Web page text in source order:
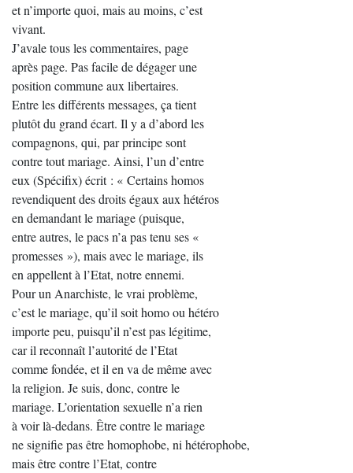
et n’importe quoi, mais au moins, c’est
vivant.
J’avale tous les commentaires, page
après page. Pas facile de dégager une
position commune aux libertaires.
Entre les différents messages, ça tient
plutôt du grand écart. Il y a d’abord les
compagnons, qui, par principe sont
contre tout mariage. Ainsi, l’un d’entre
eux (Spécifix) écrit : « Certains homos
revendiquent des droits égaux aux hétéros
en demandant le mariage (puisque,
entre autres, le pacs n’a pas tenu ses «
promesses »), mais avec le mariage, ils
en appellent à l’Etat, notre ennemi.
Pour un Anarchiste, le vrai problème,
c’est le mariage, qu’il soit homo ou hétéro
importe peu, puisqu’il n’est pas légitime,
car il reconnaît l’autorité de l’Etat
comme fondée, et il en va de même avec
la religion. Je suis, donc, contre le
mariage. L’orientation sexuelle n’a rien
à voir là-dedans. Être contre le mariage
ne signifie pas être homophobe, ni hétérophobe,
mais être contre l’Etat, contre